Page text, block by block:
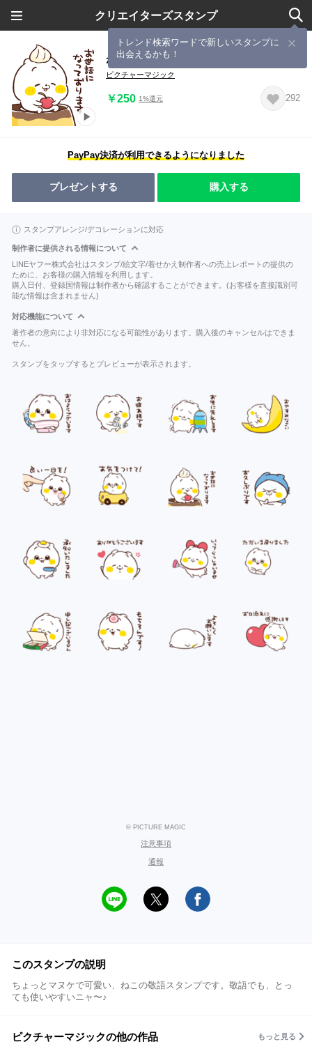
クリエイターズスタンプ
トレンド検索ワードで新しいスタンプに
出会えるかも！
ねこなともだち 敬語がいっぱい
ピクチャーマジック
￥250 1%還元 292
PayPay決済が利用できるようになりました
プレゼントする 購入する
スタンプアレンジ/デコレーションに対応
制作者に提供される情報について
LINEヤフー株式会社はスタンプ/絵文字/着せかえ制作者への売上レポートの提供の
ために、お客様の購入情報を利用します。
購入日付、登録国情報は制作者から確認することができます。(お客様を直接識別可
能な情報は含まれません)
対応機能について
著作者の意向により非対応になる可能性があります。購入後のキャンセルはできま
せん。
スタンプをタップするとプレビューが表示されます。
© PICTURE MAGIC
注意事項
通報
このスタンプの説明
ちょっとマヌケで可愛い、ねこの敬語スタンプです。敬語でも、とっ
ても使いやすいニャ〜♪
ピクチャーマジックの他の作品 もっと見る